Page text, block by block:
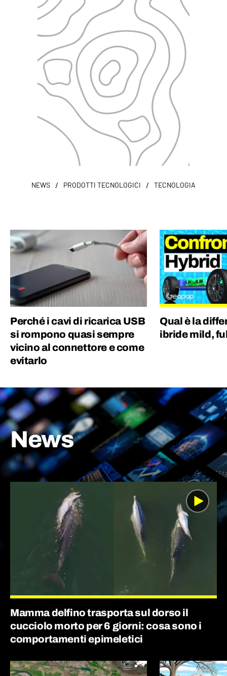
NEWS / PRODOTTI TECNOLOGICI / TECNOLOGIA
Perché i cavi di ricarica USB
si rompono quasi sempre
vicino al connettore e come
evitarlo
Qual è la
ibride mild,
News
Mamma delfino trasporta sul dorso il
cucciolo morto per 6 giorni: cosa sono i
comportamenti epimeletici